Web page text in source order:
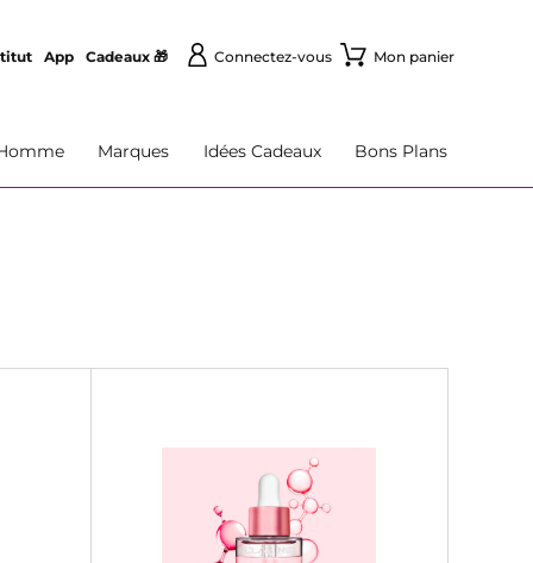
App Cadeaux 🎁 Connectez-vous Mon panier
Marques Idées Cadeaux Bons Plans